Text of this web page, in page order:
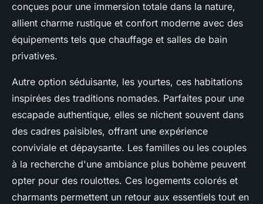
conçues pour une immersion totale dans la nature,
allient charme rustique et confort moderne avec des
équipements tels que chauffage et salles de bain
privatives.
Autre option séduisante, les yourtes, ces habitations
inspirées des traditions nomades. Parfaites pour une
escapade authentique, elles se nichent souvent dans
des cadres paisibles, offrant une expérience
conviviale et dépaysante. Les familles ou les couples
à la recherche d'une ambiance plus bohème peuvent
opter pour des roulottes. Ces logements colorés et
charmants permettent un retour aux essentiels tout en